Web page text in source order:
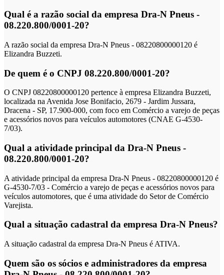
Qual é a razão social da empresa Dra-N Pneus -
08.220.800/0001-20?
A razão social da empresa Dra-N Pneus - 08220800000120 é
Elizandra Buzzeti.
De quem é o CNPJ 08.220.800/0001-20?
O CNPJ 08220800000120 pertence à empresa Elizandra Buzzeti,
localizada na Avenida Jose Bonifacio, 2679 - Jardim Jussara,
Dracena - SP, 17.900-000, com foco em Comércio a varejo de peças
e acessórios novos para veículos automotores (CNAE G-4530-
7/03).
Qual a atividade principal da Dra-N Pneus -
08.220.800/0001-20?
A atividade principal da empresa Dra-N Pneus - 08220800000120 é
G-4530-7/03 - Comércio a varejo de peças e acessórios novos para
veículos automotores, que é uma atividade do Setor de Comércio
Varejista.
Qual a situação cadastral da empresa Dra-N Pneus?
A situação cadastral da empresa Dra-N Pneus é ATIVA.
Quem são os sócios e administradores da empresa